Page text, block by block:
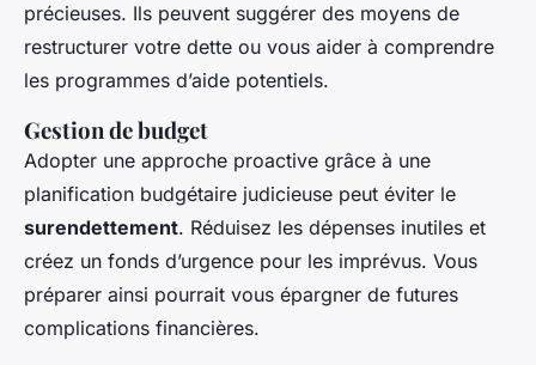
précieuses. Ils peuvent suggérer des moyens de
restructurer votre dette ou vous aider à comprendre
les programmes d’aide potentiels.
Gestion de budget
Adopter une approche proactive grâce à une
planification budgétaire judicieuse peut éviter le
surendettement. Réduisez les dépenses inutiles et
créez un fonds d’urgence pour les imprévus. Vous
préparer ainsi pourrait vous épargner de futures
complications financières.